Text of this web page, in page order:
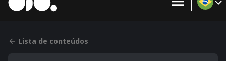
Lista de conteúdos